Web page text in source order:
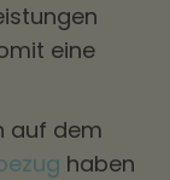
eine
auf dem
haben